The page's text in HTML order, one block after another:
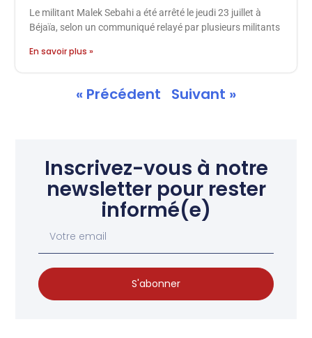
Le militant Malek Sebahi a été arrêté le jeudi 23 juillet à
Béjaïa, selon un communiqué relayé par plusieurs militants
En savoir plus »
« Précédent Suivant »
Inscrivez-vous à notre
newsletter pour rester
informé(e)
S'abonner